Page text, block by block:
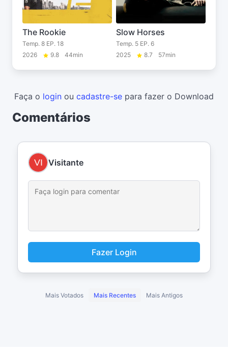
The Rookie
Temp. 8 EP. 18
2026
9.8 44min
Slow Horses
Temp. 5 EP. 6
2025
8.7 57min
Faça o login ou cadastre-se para fazer o Download
Comentários
Visitante
Fazer Login
Mais Votados Mais Recentes Mais Antigos